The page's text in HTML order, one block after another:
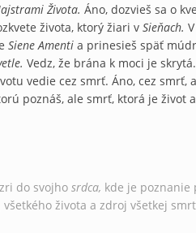
Života. Áno, dozvieš sa o
života, ktorý žiari v Sieňach. V
Siene Amenti a prinesieš späť
Vedz, že brána k moci je
vedie cez smrť. Áno, cez smrť,
poznáš, ale smrť, ktorá je život
do svojho srdca, kde je poznanie
života a zdroj všetkej